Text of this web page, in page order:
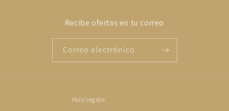
Recibe ofertas en tu correo
Correo electrónico
País/región